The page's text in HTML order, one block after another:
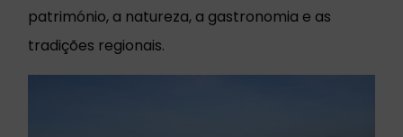
património, a natureza, a gastronomia e as
tradições regionais.